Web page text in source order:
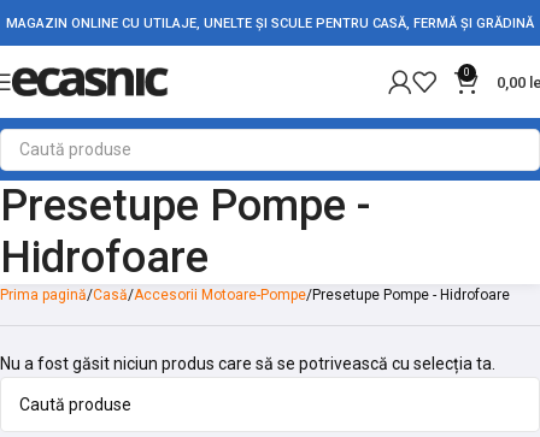
MAGAZIN ONLINE CU UTILAJE, UNELTE ȘI SCULE PENTRU CASĂ, FERMĂ ȘI GRĂDINĂ
0
0,00
Presetupe Pompe -
Hidrofoare
Prima pagină Casă Accesorii Motoare-Pompe Presetupe Pompe - Hidrofoare
Nu a fost găsit niciun produs care să se potrivească cu selecția ta.